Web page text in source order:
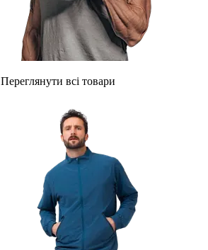
Переглянути всі товари